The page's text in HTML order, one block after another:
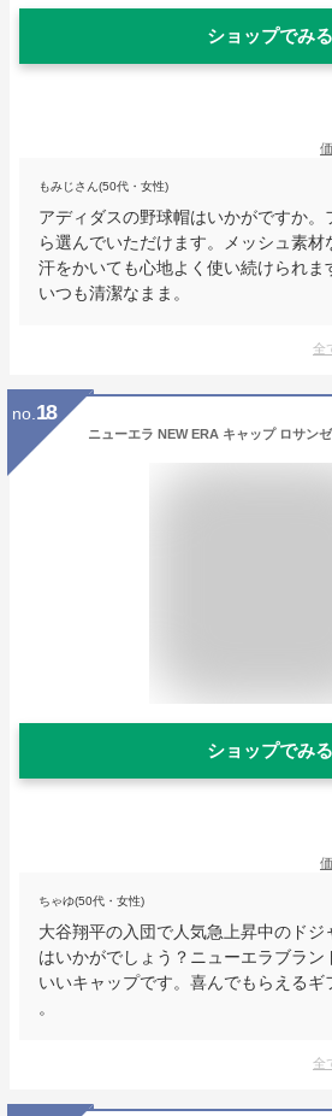
ショップでみる
もみじさん(50代・女性)
アディダスの野球帽はいかがですか
ら選んでいただけます。メッシュ素材
汗をかいても心地よく使い続けられま
いつも清潔なまま。
全
no. 18
ショップでみる
ちゃゆ(50代・女性)
大谷翔平の入団で人気急上昇中のド
はいかがでしょう？ニューエラブラン
いいキャップです。喜んでもらえるギ
。
全